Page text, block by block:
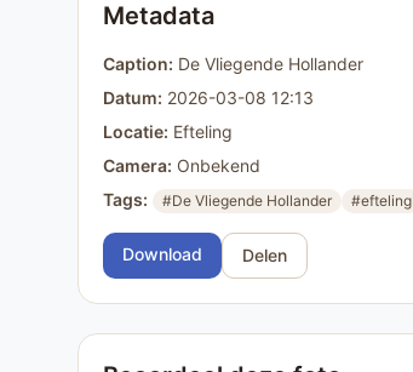
Metadata
Caption: De Vliegende Hollander
Datum: 2026-03-08 12:13
Locatie: Efteling
Camera: Onbekend
Tags:
#De Vliegende Hollander #efteling
Download Delen